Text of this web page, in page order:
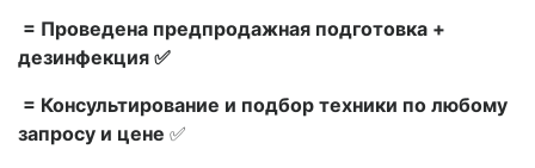
= Проведена предпродажная подготовка +
дезинфекция ✅
= Консультирование и подбор техники по любому
запросу и цене ✅